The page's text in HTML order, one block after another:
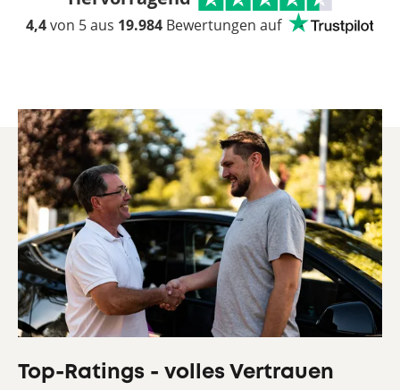
4,4von 5aus 19.984Bewertungen auf
Top-Ratings - volles Vertrauen